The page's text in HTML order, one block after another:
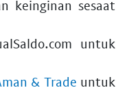
keinginan sesaat
untuk
& Trade untuk